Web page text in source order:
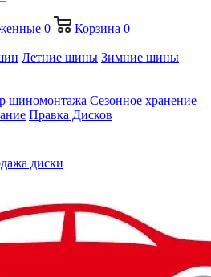
0 Корзина 0
Летние шины Зимние шины
шиномонтажа Сезонное хранение
Правка Дисков
диски